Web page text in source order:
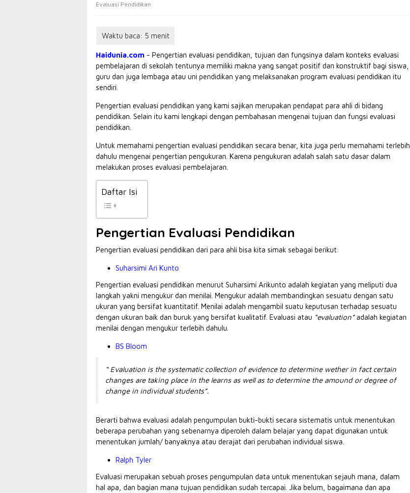
Evaluasi Pendidikan
Haidunia.com - Pengertian evaluasi pendidikan, tujuan dan fungsinya dalam konteks evaluasi
pembelajaran di sekolah tentunya memiliki makna yang sangat positif dan konstruktif bagi siswa,
guru dan juga lembaga atau uni pendidikan yang melaksanakan program evaluasi pendidikan itu
sendiri.
Pengertian evaluasi pendidikan yang kami sajikan merupakan pendapat para ahli di bidang
pendidikan. Selain itu kami lengkapi dengan pembahasan mengenai tujuan dan fungsi evaluasi
pendidikan.
Untuk memahami pengertian evaluasi pendidikan secara benar, kita juga perlu memahami terlebih
dahulu mengenai pengertian pengukuran. Karena pengukuran adalah salah satu dasar dalam
melakukan proses evaluasi pembelajaran.
Daftar Isi
Pengertian Evaluasi Pendidikan
Pengertian evaluasi pendidikan dari para ahli bisa kita simak sebagai berikut:
Suharsimi Ari Kunto
Pengertian evaluasi pendidikan menurut Suharsimi Arikunto adalah kegiatan yang meliputi dua
langkah yakni mengukur dan menilai. Mengukur adalah membandingkan sesuatu dengan satu
ukuran yang bersifat kuantitatif. Menilai adalah mengambil suatu keputusan terhadap sesuatu
dengan ukuran baik dan buruk yang bersifat kualitatif. Evaluasi atau “evaluation”adalah kegiatan
menilai dengan mengukur terlebih dahulu.
BS Bloom
“ Evaluation is the systematic collection ofevidence to determine wether in fact certain
changes are taking place in the learns as well as to determine the amound or degree of
change in individual students”.
Berarti bahwa evaluasi adalah pengumpulan bukti-bukti secara sistematis untuk menentukan
beberapa perubahan yang sebenarnya diperoleh dalam belajar yang dapat digunakan untuk
menentukan jumlah/ banyaknya atau derajat dari perubahan individual siswa.
Ralph Tyler
Evaluasi merupakan sebuah proses pengumpulan data untuk menentukan sejauh mana, dalam
hal apa, dan bagian mana tujuan pendidikan sudah tercapai. Jika belum, bagaimana dan apa